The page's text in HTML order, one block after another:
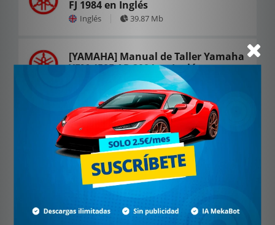
FJ 1984 en Inglés
Inglés 39.87 Mb
[YAMAHA] Manual de Taller Yamaha
YFM 450F AR 2004 en Inglés
4.61 Mb
[YAMAHA] Manual de Taller Yamaha
Sr 1994
Español 6.52 Mb
[YAMAHA] Manual de Taller Yamaha
XS 400 1982 en Inglés
Inglés 78.76 Mb